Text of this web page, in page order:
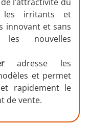
les irritants et
innovant et sans
nouvelles
adresse les
et permet
et rapidement le
de vente.